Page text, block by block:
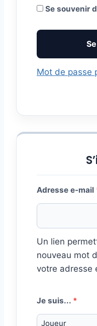
i
a
r
Se souvenir
Mot de passe
Adresse e-mail
Un lien
nouveau mot
votre adresse
Je suis... *